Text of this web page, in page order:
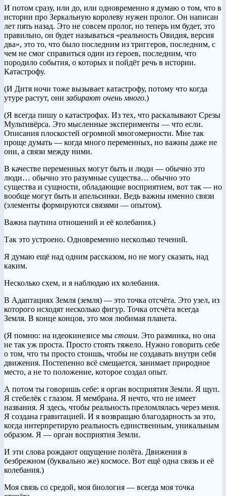
И потом сразу, или до, или одновременно я думаю о том, что в
истории про Зеркальную королеву нужен пролог. Он написан
лет пять назад. Это не совсем пролог, но теперь им будет, это
правильно, он будет называться «реальность Овидия, версия
два», это то, что было последним из триггеров, последним, с
чем не смог справиться один из героев, последним, что
породило события, о которых и пойдёт речь в истории.
Катастрофу.
(И Дитя ночи тоже вызывает катастрофу, потому что когда
утуре растут, онизабирают очень много.)
(Я всегда пишу о катастрофах. Из тех, что раскалывают Срезы
Мультивёрса. Это мысленные эксперименты — что если.
Описания плоскостей огромной многомерности. Мне так
проще думать — когда много переменных, но важны даже не
они, а связи между ними.
В качестве переменных могут быть и люди — обычно это
люди… обычно это разумные существа… обычно это
существа и сущности, обладающие восприятием, вот так — но
вообще могут быть и апельсинки. Ведь важны именно связи
(элементы формируются связями — опытом).
Важна паутина отношений и её колебания.)
Так это устроено. Одновременно несколько течений.
Я думаю ещё над одним рассказом, но не могу сказать, над
каким.
Несколько схем, и я наблюдаю их колебания.
В Адаптациях Земля (земля) — это точка отсчёта. Это узел, из
которого исходят несколько фигур. Точка отсчёта всегда
Земля. В конце концов, это моя любимая планета.
(Я помню: на идеокинезисе мы стоим. Это разминка, но она
не так уж проста. Просто стоять тяжело. Нужно говорить себе
о том, что ты просто стоишь, чтобы не создавать внутри себя
движения. Постепенно всё смещается, занимает природное
место, а не то положение, которое создал опыт.
А потом ты говоришь себе: я орган восприятия Земли. Я щуп.
Я стебелёк с глазом. Я мембрана. Я нечто, что не имеет
названия. Я здесь, чтобы реальность преломлялась через меня.
Я создана гравитацией. И я возвращаю благодарность за это,
когда интерпретирую реальность единственным, уникальным
образом. Я — орган восприятия Земли.
И эти слова рождают ощущение полёта. Движения в
безбрежном (буквально же) космосе. Вот ещё одна связь и её
колебания.)
Моя связь со средой, моя биология — всегда моя точка